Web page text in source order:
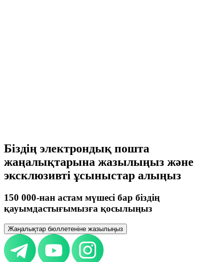
Біздің электрондық пошта
жаңалықтарына жазылыңыз және
эксклюзивті ұсыныстар алыңыз
150 000-нан астам мүшесі бар біздің
қауымдастығымызға қосылыңыз
Жаңалықтар бюллетеніне жазылыңыз